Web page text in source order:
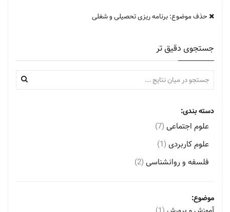
حذف موضوع: برنامه ریزی تحصیلی و شغلی
جستجوی دقیق تر
دسته بندی:
علوم اجتماعی (7)
علوم کاربردی (1)
فلسفه و روانشناسی (2)
موضوع: